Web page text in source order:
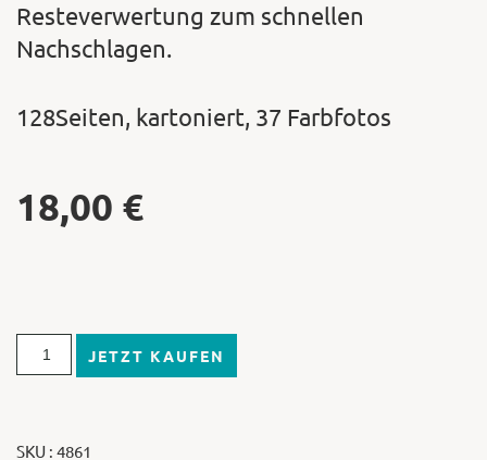
Resteverwertung zum schnellen
Nachschlagen.
128Seiten, kartoniert, 37 Farbfotos
18,00 €
JETZT KAUFEN
SKU : 4861